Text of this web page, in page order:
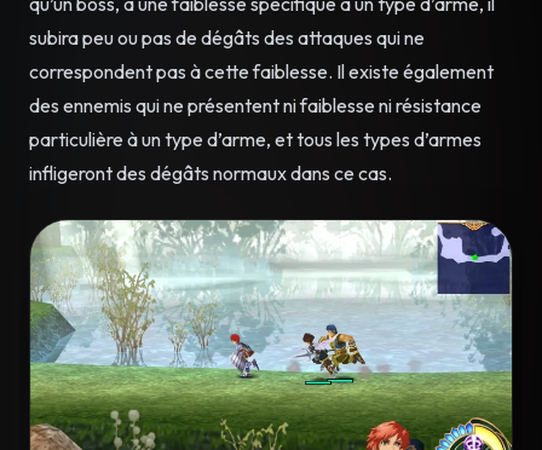
subira peu ou pas de dégâts des attaques qui ne
correspondent pas à cette faiblesse. Il existe également
des ennemis qui ne présentent ni faiblesse ni résistance
particulière à un type d’arme, et tous les types d’armes
infligeront des dégâts normaux dans ce cas.